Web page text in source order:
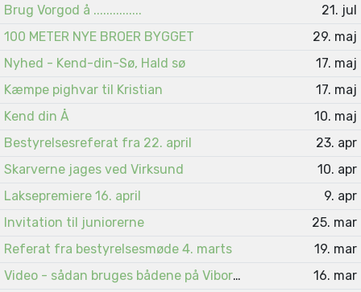
Brug Vorgod å ...............
21. jul
100 METER NYE BROER BYGGET
29. maj
Nyhed - Kend-din-Sø, Hald sø
17. maj
Kæmpe pighvar til Kristian
17. maj
Kend din Å
10. maj
Bestyrelsesreferat fra 22. april
23. apr
Skarverne jages ved Virksund
10. apr
Laksepremiere 16. april
9. apr
Invitation til juniorerne
25. mar
Referat fra bestyrelsesmøde 4. marts
19. mar
Video - sådan bruges bådene på Viborgsøerne
16. mar